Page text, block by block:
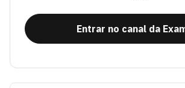
Entrar no canal da